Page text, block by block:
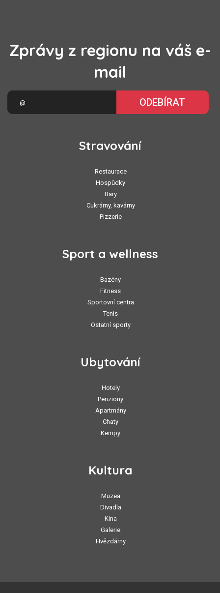
Zprávy z regionu na váš e-
mail
ODEBÍRAT
Stravování
Restaurace
Hospůdky
Bary
Cukrárny, kavárny
Pizzerie
Sport a wellness
Bazény
Fitness
Sportovní centra
Tenis
Ostatní sporty
Ubytování
Hotely
Penziony
Apartmány
Chaty
Kempy
Kultura
Muzea
Divadla
Kina
Galerie
Hvězdárny